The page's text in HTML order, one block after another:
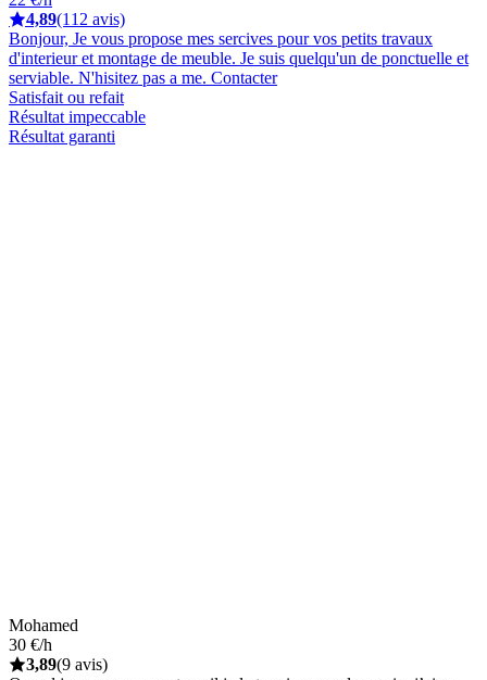
4,89(112 avis)
Bonjour, Je vous propose mes sercives pour vos petits travaux
d'interieur et montage de meuble. Je suis quelqu'un de ponctuelle et
serviable. N'hisitez pas a me. Contacter
Satisfait ou refait
Résultat impeccable
Résultat garanti
Mohamed
30 €/h
3,89(9 avis)